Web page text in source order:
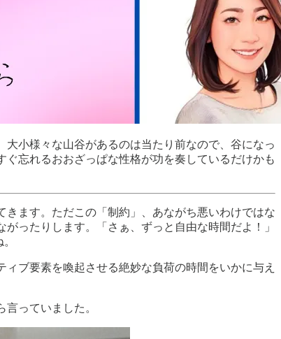
小様々な山谷があるのは当たり前なので、谷になっ
忘れるおおざっぱな性格が功を奏しているだけかも
ます。ただこの「制約」、あながち悪いわけではな
ったりします。「さぁ、ずっと自由な時間だよ！」
ブ要素を喚起させる絶妙な負荷の時間をいかに与え
っていました。